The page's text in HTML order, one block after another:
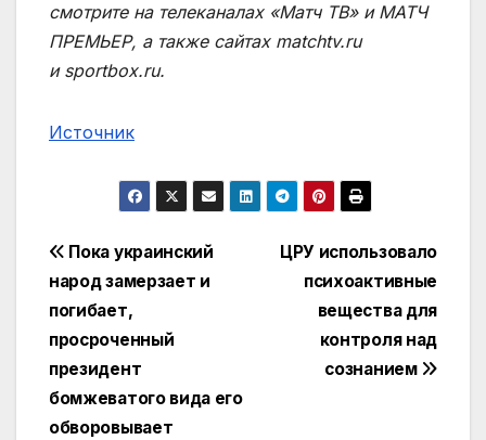
смотрите на телеканалах «Матч ТВ» и МАТЧ
ПРЕМЬЕР, а также сайтах matchtv.ru
и sportbox.ru.
Источник
Навигация
по
записям
ЦРУ использовало
психоактивные
вещества для
контроля над
сознанием
Пока украинский
народ замерзает и
погибает,
просроченный
президент
бомжеватого вида его
обворовывает